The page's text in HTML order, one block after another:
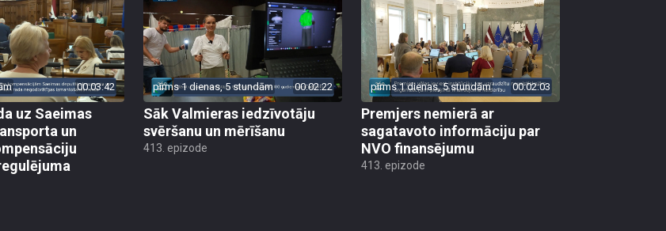
00:03:42
uz Saeimas
un
pirms 1 dienas, 5 stundām 00:02:22
Sāk Valmieras iedzīvotāju
svēršanu un mērīšanu
413. epizode
pirms 1 dienas, 5 stundām 00:02:03
Premjers nemierā ar
sagatavoto informāciju par
NVO finansējumu
413. epizode